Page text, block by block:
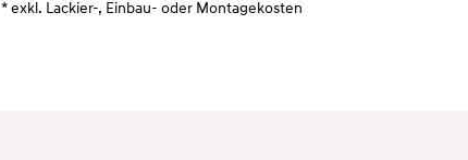
* exkl. Lackier-, Einbau- oder Montagekosten